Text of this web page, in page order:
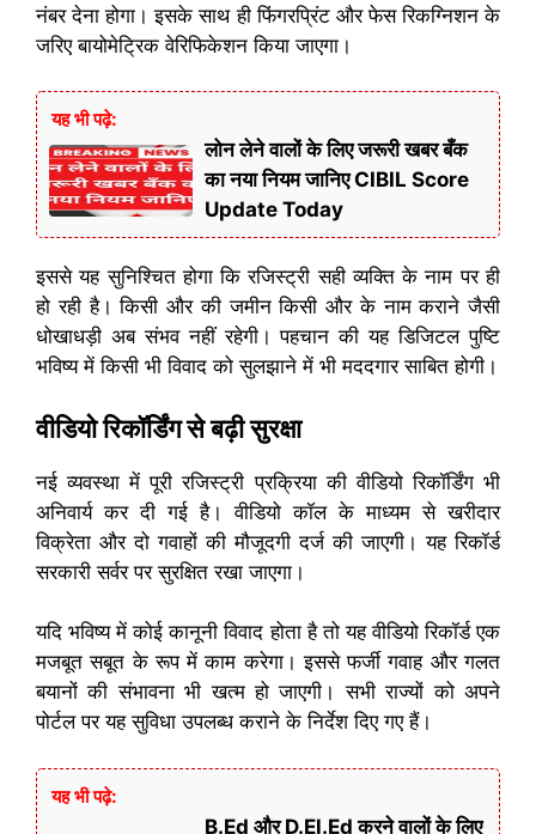
नंबर देना होगा। इसके साथ ही फिंगरप्रिंट और फेस रिकग्निशन के
जरिए बायोमेट्रिक वेरिफिकेशन किया जाएगा।
यह भी पढ़े:
लोन लेने वालों के लिए जरूरी खबर बँक
का नया नियम जानिए CIBIL Score
Update Today
इससे यह सुनिश्चित होगा कि रजिस्ट्री सही व्यक्ति के नाम पर ही
हो रही है। किसी और की जमीन किसी और के नाम कराने जैसी
धोखाधड़ी अब संभव नहीं रहेगी। पहचान की यह डिजिटल पुष्टि
भविष्य में किसी भी विवाद को सुलझाने में भी मददगार साबित होगी।
वीडियो रिकॉर्डिंग से बढ़ी सुरक्षा
नई व्यवस्था में पूरी रजिस्ट्री प्रक्रिया की वीडियो रिकॉर्डिंग भी
अनिवार्य कर दी गई है। वीडियो कॉल के माध्यम से खरीदार
विक्रेता और दो गवाहों की मौजूदगी दर्ज की जाएगी। यह रिकॉर्ड
सरकारी सर्वर पर सुरक्षित रखा जाएगा।
यदि भविष्य में कोई कानूनी विवाद होता है तो यह वीडियो रिकॉर्ड एक
मजबूत सबूत के रूप में काम करेगा। इससे फर्जी गवाह और गलत
बयानों की संभावना भी खत्म हो जाएगी। सभी राज्यों को अपने
पोर्टल पर यह सुविधा उपलब्ध कराने के निर्देश दिए गए हैं।
यह भी पढ़े:
B.Ed और D.El.Ed करने वालों के लिए